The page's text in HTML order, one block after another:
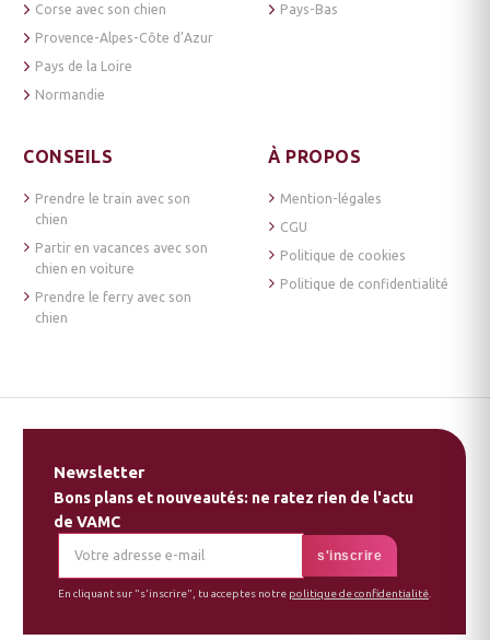
Corse avec son chien
Provence-Alpes-Côte d’Azur
Pays de la Loire
Normandie
Pays-Bas
CONSEILS
Prendre le train avec son
chien
Partir en vacances avec son
chien en voiture
Prendre le ferry avec son
chien
À PROPOS
Mention-légales
CGU
Politique de cookies
Politique de confidentialité
Newsletter
Bons plans et nouveautés: ne ratez rien de l'actu
de VAMC
En cliquant sur "s'inscrire", tu acceptes notre politique de confidentialité